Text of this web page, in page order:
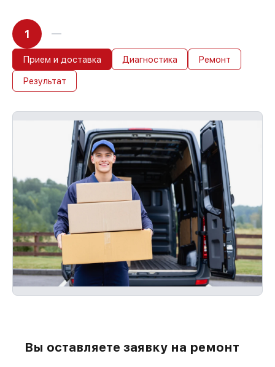
1
Прием и доставка Диагностика Ремонт
Результат
Вы оставляете заявку на ремонт